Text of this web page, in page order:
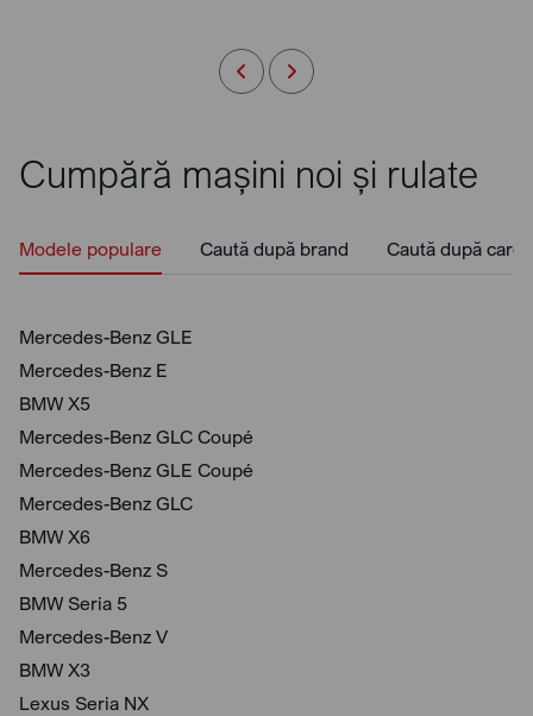
Cumpără mașini noi și rulate
Modele populare Caută după brand Caută după
Mercedes-Benz GLE
Mercedes-Benz E
BMW X5
Mercedes-Benz GLC Coupé
Mercedes-Benz GLE Coupé
Mercedes-Benz GLC
BMW X6
Mercedes-Benz S
BMW Seria 5
Mercedes-Benz V
BMW X3
Lexus Seria NX